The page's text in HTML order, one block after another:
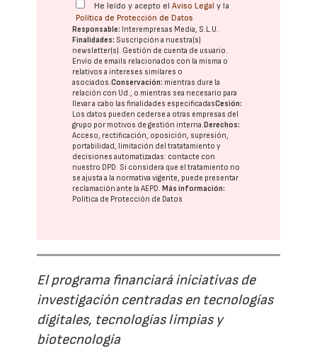
He leído y acepto elAviso Legal y la
Política de Protección de Datos
Responsable: Interempresas Media, S.L.U.
Finalidades: Suscripción a nuestra(s)
newsletter(s). Gestión de cuenta de usuario.
Envío de emails relacionados con la misma o
relativos a intereses similares o
asociados.Conservación: mientras dure la
relación con Ud., o mientras sea necesario para
llevar a cabo las finalidades especificadasCesión:
Los datos pueden cederse a otras empresas del
grupo por motivos de gestión interna. Derechos:
Acceso, rectificación, oposición, supresión,
portabilidad, limitación del tratatamiento y
decisiones automatizadas: contacte con
nuestro DPD. Si considera que el tratamiento no
se ajusta a la normativa vigente, puede presentar
reclamación ante laAEPD. Más información:
Política de Protección de Datos
El programa financiará iniciativas de
investigación centradas en tecnologías
digitales, tecnologías limpias y
biotecnología